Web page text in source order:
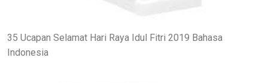
35 Ucapan Selamat Hari Raya Idul Fitri 2019 Bahasa
Indonesia